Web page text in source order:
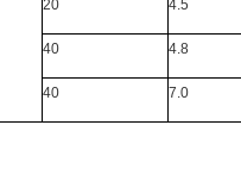
20 4.5
40 4.8
40 7.0